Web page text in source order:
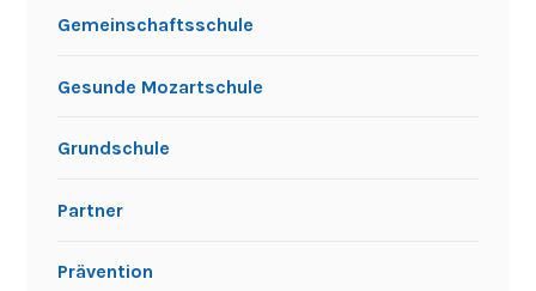
Gemeinschaftsschule
Gesunde Mozartschule
Grundschule
Partner
Prävention